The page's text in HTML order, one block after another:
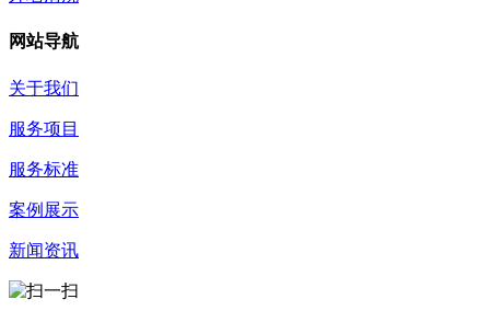
网站导航
关于我们
服务项目
服务标准
案例展示
新闻资讯